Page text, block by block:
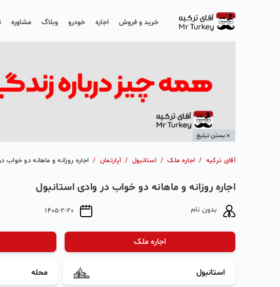
خرید و فروش اجاره خودرو وبلاگ مشاوره
بستن تبلیغ
آقای ترکیه / اجاره ملک / استانبول / آپارتمان / اجاره روزانه و ماهانه دو خواب
اجاره روزانه و ماهانه دو خواب در وادی استانبول
بدون نام 1405-2-20
اجاره ملک
استانبول محله